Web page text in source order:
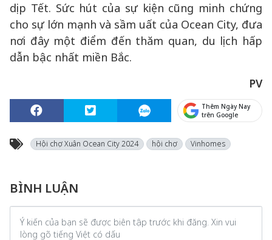
dịp Tết. Sức hút của sự kiện cũng minh chứng
cho sự lớn mạnh và sầm uất của Ocean City, đưa
nơi đây một điểm đến thăm quan, du lịch hấp
dẫn bậc nhất miền Bắc.
PV
Thêm Ngày Nay
trên Google
Hội chợ Xuân Ocean City 2024 hội chợ Vinhomes
BÌNH LUẬN